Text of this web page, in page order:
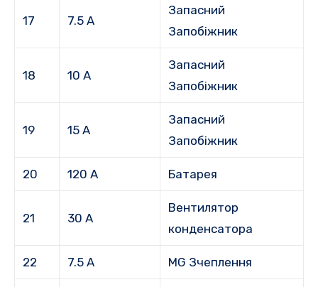
17 7.5 А
Запасний
Запобіжник
18 10 А
Запасний
Запобіжник
19 15 А
Запасний
Запобіжник
20 120 А Батарея
21 30 А
Вентилятор
конденсатора
22 7.5 А MG Зчеплення